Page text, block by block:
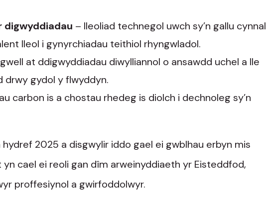
digwyddiadau – lleoliad technegol uwch sy’n gallu cynnal
lleol i gynyrchiadau teithiol rhyngwladol.
at ddigwyddiadau diwylliannol o ansawdd uchel a lle
drwy gydol y flwyddyn.
carbon is a chostau rhedeg is diolch i dechnoleg sy’n
2025 a disgwylir iddo gael ei gwblhau erbyn mis
cael ei reoli gan dîm arweinyddiaeth yr Eisteddfod,
proffesiynol a gwirfoddolwyr.